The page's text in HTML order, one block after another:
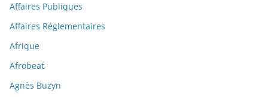
Affaires Publiques
Affaires Réglementaires
Afrique
Afrobeat
Agnès Buzyn